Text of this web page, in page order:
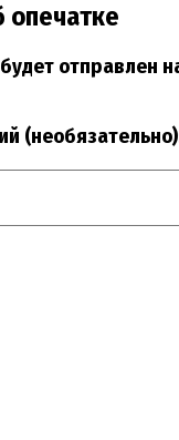
опечатке
отправлен